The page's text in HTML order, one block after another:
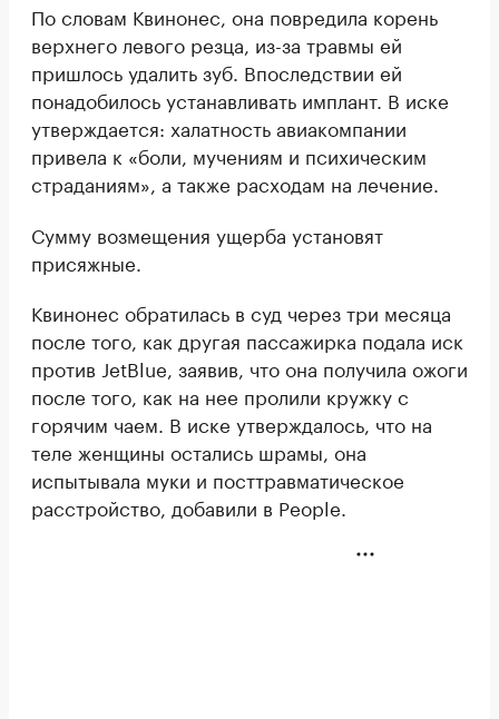
По словам Квинонес, она повредила корень
верхнего левого резца, из-за травмы ей
пришлось удалить зуб. Впоследствии ей
понадобилось устанавливать имплант. В иске
утверждается: халатность авиакомпании
привела к «боли, мучениям и психическим
страданиям», а также расходам на лечение.
Сумму возмещения ущерба установят
присяжные.
Квинонес обратилась в суд через три месяца
после того, как другая пассажирка подала иск
против JetBlue, заявив, что она получила ожоги
после того, как на нее пролили кружку с
горячим чаем. В иске утверждалось, что на
теле женщины остались шрамы, она
испытывала муки и посттравматическое
расстройство, добавили в People.